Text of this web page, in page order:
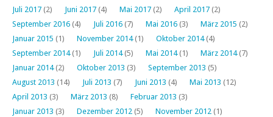
Juli 2017 (2) Juni 2017 (4) Mai 2017 (2) April 2017 (2)
September 2016 (4) Juli 2016 (7) Mai 2016 (3) März 2015 (2)
Januar 2015 (1) November 2014(1) Oktober 2014(4)
September 2014(1) Juli 2014(5) Mai 2014(1) März 2014(7)
Januar 2014(2) Oktober 2013 (3) September 2013 (5)
August 2013 (14) Juli 2013 (7) Juni 2013 (4) Mai 2013 (12)
April 2013 (3) März 2013 (8) Februar 2013 (3)
Januar 2013 (3) Dezember 2012 (5) November 2012 (1)